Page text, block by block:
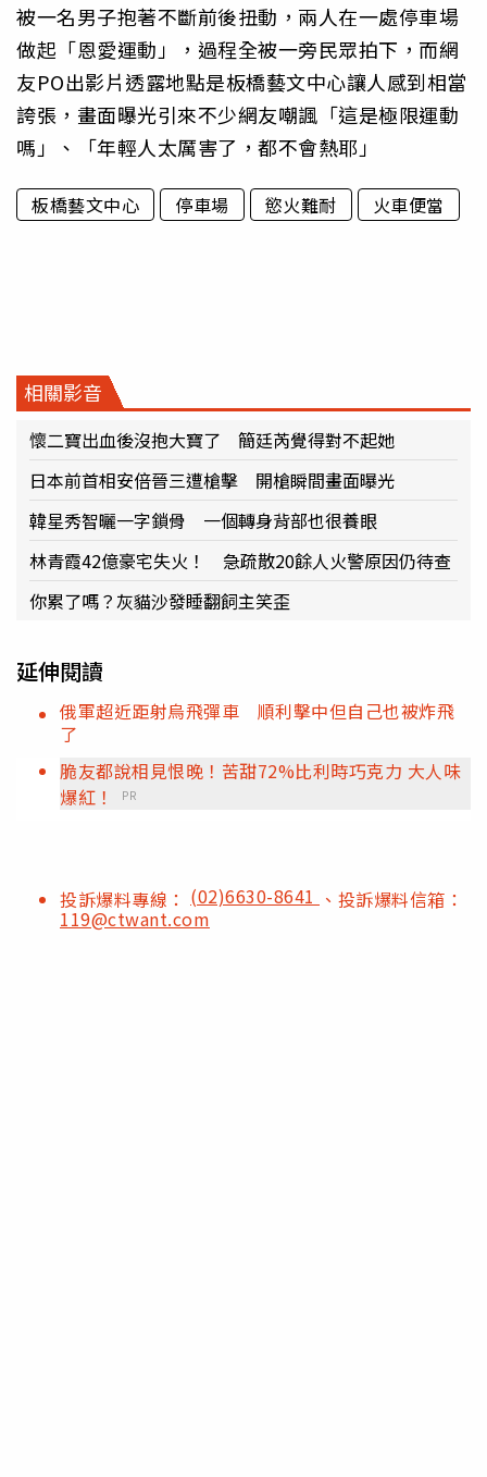
被一名男子抱著不斷前後扭動，兩人在一處停車場
做起「恩愛運動」，過程全被一旁民眾拍下，而網
友PO出影片透露地點是板橋藝文中心讓人感到相當
誇張，畫面曝光引來不少網友嘲諷「這是極限運動
嗎」、「年輕人太厲害了，都不會熱耶」
板橋藝文中心 停車場 慾火難耐 火車便當
相關影音
懷二寶出血後沒抱大寶了 簡廷芮覺得對不起她
日本前首相安倍晉三遭槍擊 開槍瞬間畫面曝光
韓星秀智曬一字鎖骨 一個轉身背部也很養眼
林青霞42億豪宅失火！ 急疏散20餘人火警原因仍待查
你累了嗎？灰貓沙發睡翻飼主笑歪
延伸閱讀
俄軍超近距射烏飛彈車 順利擊中但自己也被炸飛
了
脆友都說相見恨晚！苦甜72%比利時巧克力 大人味
爆紅！
PR
投訴爆料專線： (02)6630-8641 、投訴爆料信箱：
119@ctwant.com